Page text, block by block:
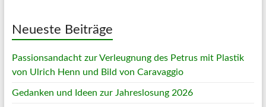
Neueste Beiträge
Passionsandacht zur Verleugnung des Petrus mit Plastik
von Ulrich Henn und Bild von Caravaggio
Gedanken und Ideen zur Jahreslosung 2026